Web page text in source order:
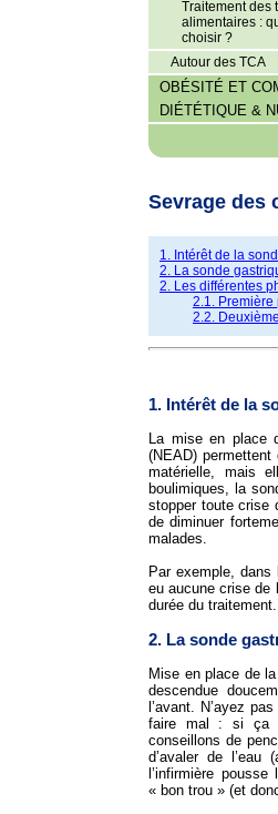
Traitement des
alimentaires :
choisir ?
Autour des TCA
OBÉSITÉ ET
DIÉTÉTIQUE &
Sevrage des
1. Intérêt de la
2. La sonde
2. Les différentes
2.1.
2.2.
1. Intérêt de la
La mise en place
(NEAD) permettent
matérielle, mais
boulimiques, la
stopper toute crise
de diminuer
malades.
Par exemple,
eu aucune crise de
durée du traitement.
2. La sonde
Mise en place de
descendue
l’avant. N’ayez
faire mal : si ça
conseillons de
d’avaler de
l’infirmière
« bon trou » (et